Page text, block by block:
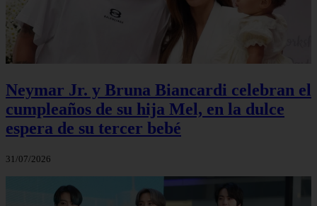
Neymar Jr. y Bruna Biancardi celebran el
cumpleaños de su hija Mel, en la dulce
espera de su tercer bebé
31/07/2026